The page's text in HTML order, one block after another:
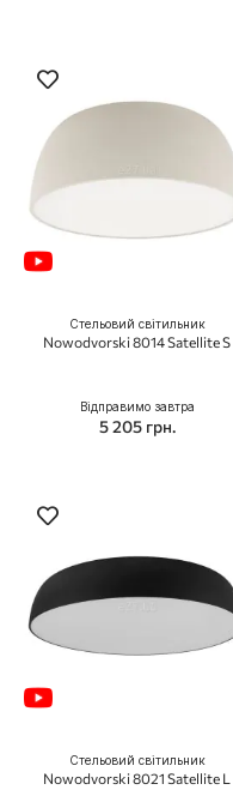
Стельовий світильник
Nowodvorski 8014 Satellite S
Відправимо завтра
5 205 грн.
Стельовий світильник
Nowodvorski 8021 Satellite L